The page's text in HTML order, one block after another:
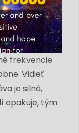
frekvencie
Vidieť
je silná,
opakuje, tým